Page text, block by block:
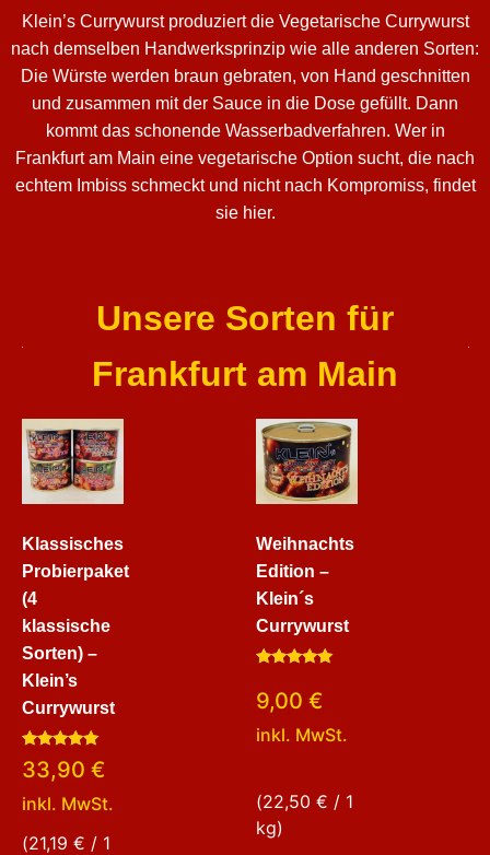
Klein’s Currywurst produziert die Vegetarische Currywurst
nach demselben Handwerksprinzip wie alle anderen Sorten:
Die Würste werden braun gebraten, von Hand geschnitten
und zusammen mit der Sauce in die Dose gefüllt. Dann
kommt das schonende Wasserbadverfahren. Wer in
Frankfurt am Main eine vegetarische Option sucht, die nach
echtem Imbiss schmeckt und nicht nach Kompromiss, findet
sie hier.
Unsere Sorten für
Frankfurt am Main
Klassisches
Probierpaket
(4
klassische
Sorten) –
Klein’s
Currywurst
Bewertet
mit
von 5
33,90 €
inkl. MwSt.
(21,19 € / 1
Weihnachts
Edition –
Klein´s
Currywurst
mit
5.00
9,00 €
inkl. MwSt.
(22,50 € / 1
kg)